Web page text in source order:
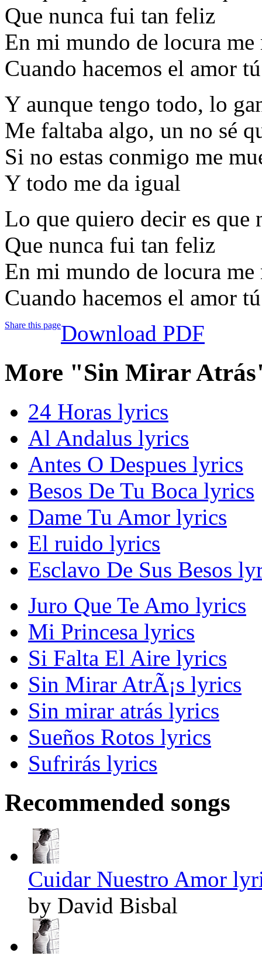
Que nunca fui tan feliz
En mi mundo de locura
Cuando hacemos el amor
Y aunque tengo todo, lo
Me faltaba algo, un no sé
Si no estas conmigo me
Y todo me da igual
Lo que quiero decir es que
Que nunca fui tan feliz
En mi mundo de locura
Cuando hacemos el amor
Share this pageDownload PDF
More "Sin Mirar
24 Horas lyrics
Al Andalus lyrics
Antes O Despues lyrics
Besos De Tu Boca lyrics
Dame Tu Amor lyrics
El ruido lyrics
Esclavo De Sus Besos
Juro Que Te Amo lyrics
Mi Princesa lyrics
Si Falta El Aire lyrics
Sin Mirar AtrÃ¡s lyrics
Sin mirar atrás lyrics
Sueños Rotos lyrics
Sufrirás lyrics
Recommended songs
Cuidar Nuestro Amor
by David Bisbal